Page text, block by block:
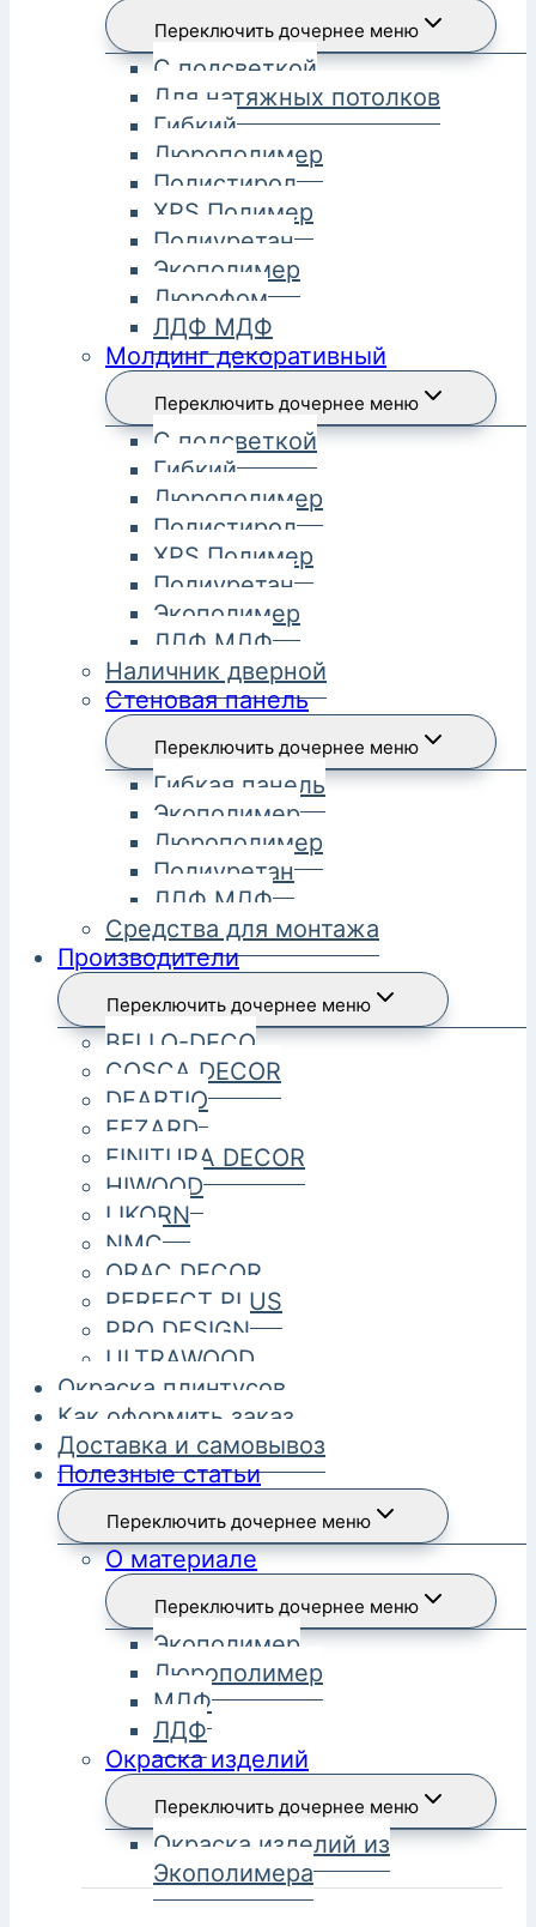
Переключить дочернее меню
С подсветкой
Для натяжных потолков
Гибкий
Дюрополимер
Полистирол
XPS Полимер
Полиуретан
Экополимер
Дюрофом
ЛДФ МДФ
Молдинг декоративный
Переключить дочернее меню
С подсветкой
Гибкий
Дюрополимер
Полистирол
XPS Полимер
Полиуретан
Экополимер
ЛДФ МДФ
Наличник дверной
Стеновая панель
Переключить дочернее меню
Гибкая панель
Экополимер
Дюрополимер
Полиуретан
ЛДФ МДФ
Средства для монтажа
Производители
Переключить дочернее меню
BELLO-DECO
COSCA DECOR
DEARTIO
FEZARD
FINITURA DECOR
HIWOOD
LIKORN
NMC
ORAC DECOR
PERFECT PLUS
PRO DESIGN
ULTRAWOOD
Окраска плинтусов
Как оформить заказ
Доставка и самовывоз
Полезные статьи
Переключить дочернее меню
О материале
Переключить дочернее меню
Экополимер
Дюрополимер
МДФ
ЛДФ
Окраска изделий
Переключить дочернее меню
Окраска изделий из
Экополимера